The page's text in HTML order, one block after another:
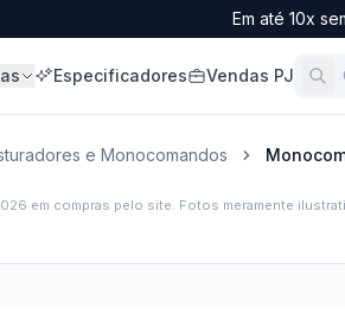
Em até 10x
Especificadores Vendas PJ
e Monocomandos
em compras pelo site. Fotos meramente